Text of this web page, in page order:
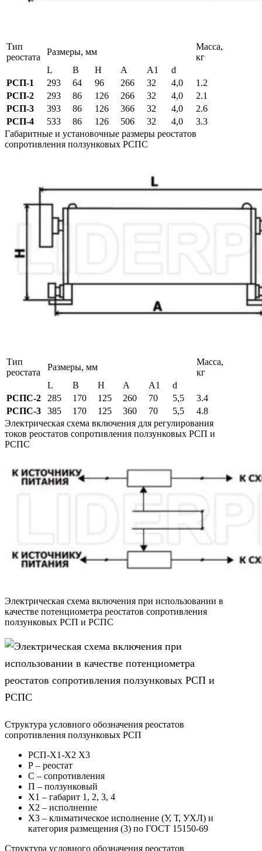
Тип
реостата
Размеры, мм
Масса,
кг
L
B H A A1
d
РСП-1
293 64 96 266 32 4,0
1.2
РСП-2
293 86 126 266 32 4,0
2.1
РСП-3
393 86 126 366 32 4,0
2.6
РСП-4
533 86 126 506 32 4,0
3.3
Габаритные и установочные размеры реостатов
сопротивления ползунковых РСПС
Тип
реостата
Размеры, мм
Масса,
кг
L
B H A A1
d
РСПС-2
285 170 125 260 70 5,5
3.4
РСПС-3
385 170 125 360 70 5,5
4.8
Электрическая схема включения для регулирования
токов реостатов сопротивления ползунковых РСП и
РСПС
Электрическая схема включения при использовании в
качестве потенциометра реостатов сопротивления
ползунковых РСП и РСПС
Структура условного обозначения реостатов
сопротивления ползунковых РСП
РСП-X1-Х2 X3
Р – реостат
С – сопротивления
П – ползунковый
Х1 – габарит 1, 2, 3, 4
Х2 – исполнение
Х3 – климатическое исполнение (У, Т, УХЛ) и
категория размещения (3) по ГОСТ 15150-69
Структура условного обозначения реостатов